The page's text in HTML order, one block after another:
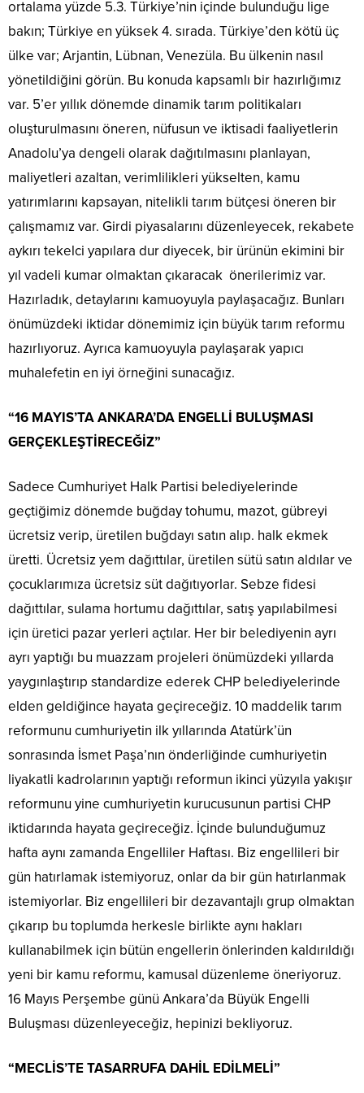
ortalama yüzde 5.3. Türkiye’nin içinde bulunduğu lige
bakın; Türkiye en yüksek 4. sırada. Türkiye’den kötü üç
ülke var; Arjantin, Lübnan, Venezüla. Bu ülkenin nasıl
yönetildiğini görün. Bu konuda kapsamlı bir hazırlığımız
var. 5’er yıllık dönemde dinamik tarım politikaları
oluşturulmasını öneren, nüfusun ve iktisadi faaliyetlerin
Anadolu’ya dengeli olarak dağıtılmasını planlayan,
maliyetleri azaltan, verimlilikleri yükselten, kamu
yatırımlarını kapsayan, nitelikli tarım bütçesi öneren bir
çalışmamız var. Girdi piyasalarını düzenleyecek, rekabete
aykırı tekelci yapılara dur diyecek, bir ürünün ekimini bir
yıl vadeli kumar olmaktan çıkaracak önerilerimiz var.
Hazırladık, detaylarını kamuoyuyla paylaşacağız. Bunları
önümüzdeki iktidar dönemimiz için büyük tarım reformu
hazırlıyoruz. Ayrıca kamuoyuyla paylaşarak yapıcı
muhalefetin en iyi örneğini sunacağız.
“16 MAYIS’TA ANKARA’DA ENGELLİ BULUŞMASI
GERÇEKLEŞTİRECEĞİZ”
Sadece Cumhuriyet Halk Partisi belediyelerinde
geçtiğimiz dönemde buğday tohumu, mazot, gübreyi
ücretsiz verip, üretilen buğdayı satın alıp. halk ekmek
üretti. Ücretsiz yem dağıttılar, üretilen sütü satın aldılar ve
çocuklarımıza ücretsiz süt dağıtıyorlar. Sebze fidesi
dağıttılar, sulama hortumu dağıttılar, satış yapılabilmesi
için üretici pazar yerleri açtılar. Her bir belediyenin ayrı
ayrı yaptığı bu muazzam projeleri önümüzdeki yıllarda
yaygınlaştırıp standardize ederek CHP belediyelerinde
elden geldiğince hayata geçireceğiz. 10 maddelik tarım
reformunu cumhuriyetin ilk yıllarında Atatürk’ün
sonrasında İsmet Paşa’nın önderliğinde cumhuriyetin
liyakatli kadrolarının yaptığı reformun ikinci yüzyıla yakışır
reformunu yine cumhuriyetin kurucusunun partisi CHP
iktidarında hayata geçireceğiz. İçinde bulunduğumuz
hafta aynı zamanda Engelliler Haftası. Biz engellileri bir
gün hatırlamak istemiyoruz, onlar da bir gün hatırlanmak
istemiyorlar. Biz engellileri bir dezavantajlı grup olmaktan
çıkarıp bu toplumda herkesle birlikte aynı hakları
kullanabilmek için bütün engellerin önlerinden kaldırıldığı
yeni bir kamu reformu, kamusal düzenleme öneriyoruz.
16 Mayıs Perşembe günü Ankara’da Büyük Engelli
Buluşması düzenleyeceğiz, hepinizi bekliyoruz.
“MECLİS’TE TASARRUFA DAHİL EDİLMELİ”